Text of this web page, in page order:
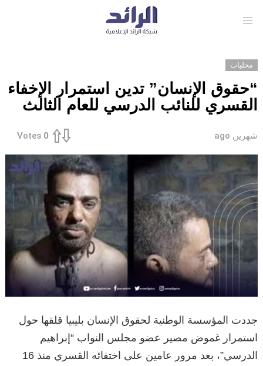
محليات
“حقوق الإنسان” تدين استمرار الإخفاء
القسري للنائب الدرسي للعام الثالث
شهرين ago 0
Votes
جددت المؤسسة الوطنية لحقوق الإنسان بليبيا قلقها حول
استمرار غموض مصير عضو مجلس النواب “إبراهيم
الدرسي”، بعد مرور عامين على اختفائه القسري منذ 16